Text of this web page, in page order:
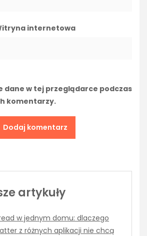
internetowa
dane w tej przeglądarce podczas
komentarzy.
artykuły
w jednym domu: dlaczego
z różnych aplikacji nie chcą